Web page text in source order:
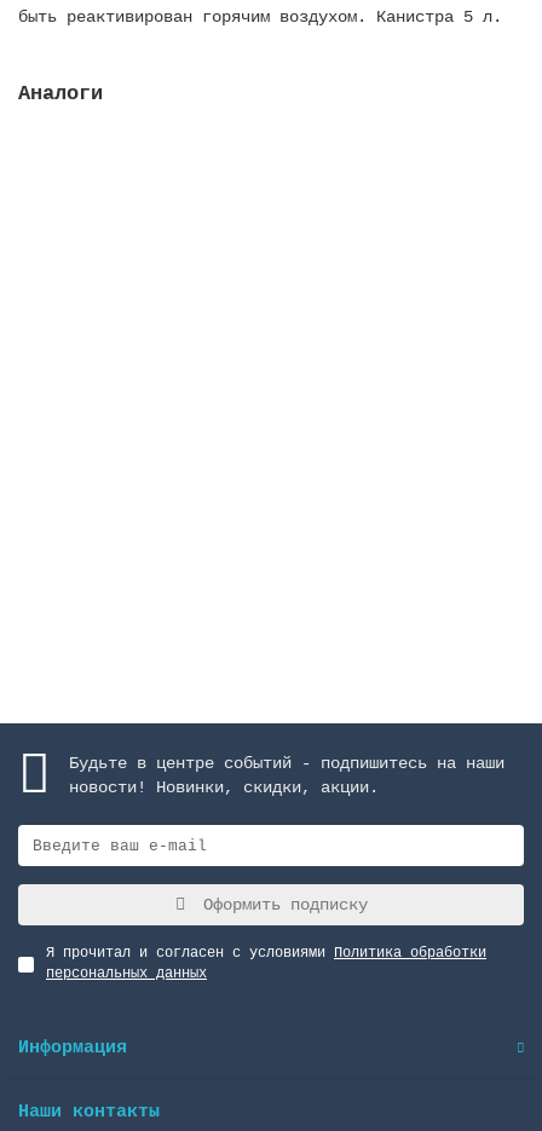
быть реактивирован горячим воздухом. Канистра 5 л.
Аналоги
Будьте в центре событий - подпишитесь на наши
новости! Новинки, скидки, акции.
Оформить подписку
Я прочитал и согласен с условиями Политика обработки
персональных данных
Информация
Наши контакты